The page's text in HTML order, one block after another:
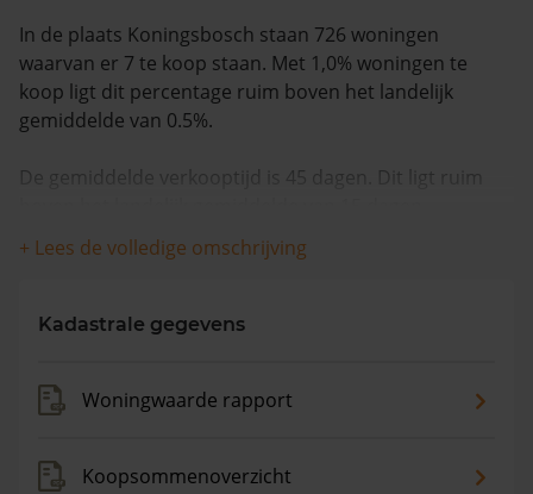
In de plaats Koningsbosch staan 726 woningen
waarvan er 7 te koop staan. Met 1,0% woningen te
koop ligt dit percentage ruim boven het landelijk
gemiddelde van 0.5%.
De gemiddelde verkooptijd is 45 dagen. Dit ligt ruim
De gemiddelde huizenprijs is €291.786. De gemiddelde
de gemiddelde woningwaarde met 9,0% gestegen.
+ Lees de volledige omschrijving
Kadastrale gegevens
Woningwaarde rapport
Koopsommenoverzicht